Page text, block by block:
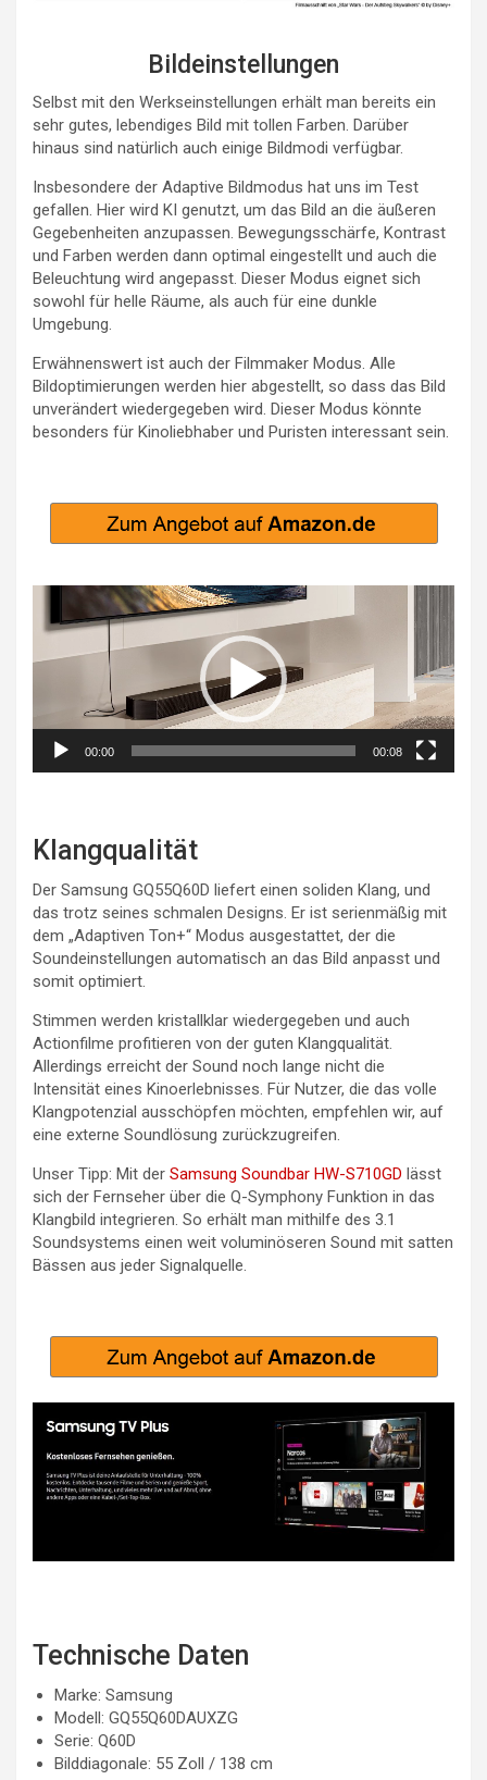
Bildeinstellungen
Selbst mit den Werkseinstellungen erhält man bereits ein
sehr gutes, lebendiges Bild mit tollen Farben. Darüber
hinaus sind natürlich auch einige Bildmodi verfügbar.
Insbesondere der Adaptive Bildmodus hat uns im Test
gefallen. Hier wird KI genutzt, um das Bild an die äußeren
Gegebenheiten anzupassen. Bewegungsschärfe, Kontrast
und Farben werden dann optimal eingestellt und auch die
Beleuchtung wird angepasst. Dieser Modus eignet sich
sowohl für helle Räume, als auch für eine dunkle
Umgebung.
Erwähnenswert ist auch der Filmmaker Modus. Alle
Bildoptimierungen werden hier abgestellt, so dass das Bild
unverändert wiedergegeben wird. Dieser Modus könnte
besonders für Kinoliebhaber und Puristen interessant sein.
Video-
Player
00:00 00:08
Klangqualität
Der Samsung GQ55Q60D liefert einen soliden Klang, und
das trotz seines schmalen Designs. Er ist serienmäßig mit
dem „Adaptiven Ton+“ Modus ausgestattet, der die
Soundeinstellungen automatisch an das Bild anpasst und
somit optimiert.
Stimmen werden kristallklar wiedergegeben und auch
Actionfilme profitieren von der guten Klangqualität.
Allerdings erreicht der Sound noch lange nicht die
Intensität eines Kinoerlebnisses. Für Nutzer, die das volle
Klangpotenzial ausschöpfen möchten, empfehlen wir, auf
eine externe Soundlösung zurückzugreifen.
Unser Tipp: Mit der Samsung Soundbar HW-S710GD lässt
sich der Fernseher über die Q-Symphony Funktion in das
Klangbild integrieren. So erhält man mithilfe des 3.1
Soundsystems einen weit voluminöseren Sound mit satten
Bässen aus jeder Signalquelle.
Technische Daten
Marke: Samsung
Modell: GQ55Q60DAUXZG
Serie: Q60D
Bilddiagonale: 55 Zoll / 138 cm